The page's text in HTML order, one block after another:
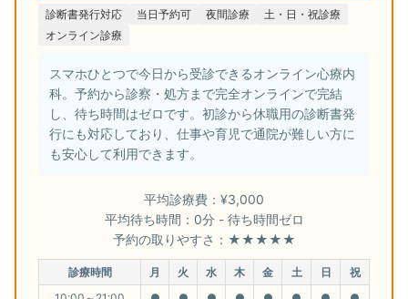
診断書発行対応 当日予約可 夜間診療
土・日・祝診療
オンライン診療
スマホひとつで今日から受診できるオンライン心療内
科。予約から診察・処方まで完全オンラインで完結
し、待ち時間はゼロです。初診から休職用の診断書発
行にも対応しており、仕事や育児で通院が難しい方に
も安心して利用できます。
平均診療費：¥3,000
平均待ち時間：0分 - 待ち時間ゼロ
予約の取りやすさ：★★★★★
診療時間 月 火 水 木 金 土 日
祝